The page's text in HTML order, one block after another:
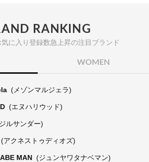
RANKING
に入り登録数急上昇の注目ブランド
WOMEN
(メゾンマルジェラ)
(エヌハリウッド)
ルサンダー)
(アクネストゥディオズ)
MAN (ジュンヤワタナベマン)